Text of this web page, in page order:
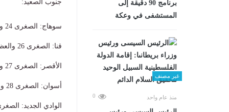
برنامج 90 دقيقة إلى
المستشفى في وعكة
غير مصنف
منذ عام واحد 0
​جنوب الصعيد:
​سوهاج: الصغرى 24 والعظمى 39.
​قنا: الصغرى 26 والعظمى 41.
​الأقصر: الصغرى 27 والعظمى 40.
​أسوان: الصغرى 28 والعظمى 41.
​الوادي الجديد: الصغرى 25